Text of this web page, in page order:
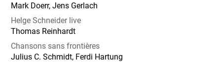
Mark Doerr, Jens Gerlach
Helge Schneider live
Thomas Reinhardt
Chansons sans frontières
Julius C. Schmidt, Ferdi Hartung